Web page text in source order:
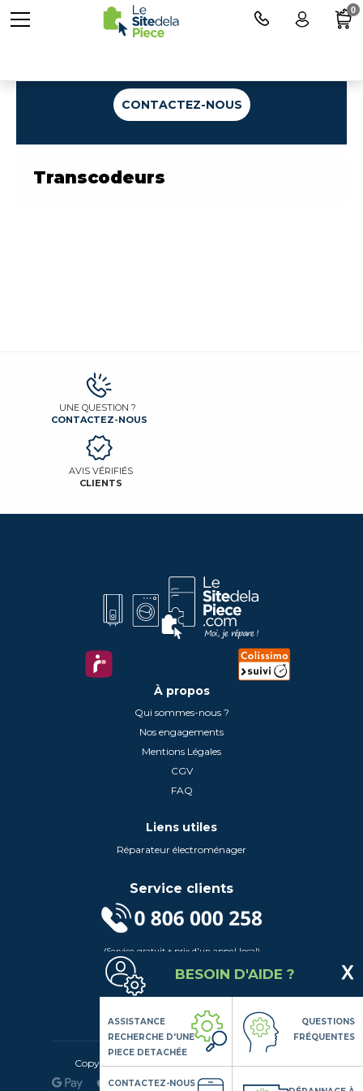
CONTACTEZ-NOUS
Transcodeurs
UNE QUESTION ?
CONTACTEZ-NOUS
AVIS VÉRIFIÉS
CLIENTS
À propos
Qui sommes-nous ?
Nos engagements
Mentions Légales
CGV
FAQ
Liens utiles
Réparateur électroménager
Service clients
(Service gratuit + prix d'un appel local)
Lundi au Vendredi de 9h à 18h
Contactez-Nous
Suivez-nous
0
Copyright© 2020 LSDLP, Tous droits réservés
BESOIN D'AIDE ?
ASSISTANCE
RECHERCHE D'UNE
PIECE DETACHÉE
QUESTIONS
FRÉQUENTES
CONTACTEZ-NOUS